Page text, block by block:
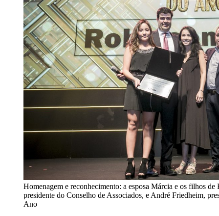
Homenagem e reconhecimento: a esposa Márcia e os filhos
presidente do Conselho de Associados, e André Friedheim,
Ano